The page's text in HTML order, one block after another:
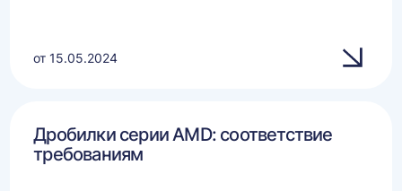
от 15.05.2024
Дробилки серии AMD: соответствие
требованиям